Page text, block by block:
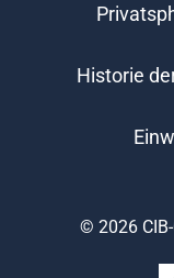
Historie
© 2026